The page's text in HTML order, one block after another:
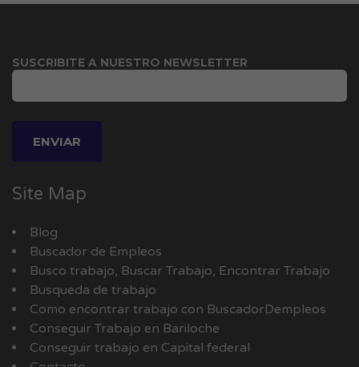
SUSCRIBITE A NUESTRO NEWSLETTER
Site Map
Blog
Buscador de Empleos
Busco trabajo, Buscar Trabajo, Encontrar Trabajo
Busqueda de trabajo
Como encontrar trabajo con BuscadorDempleos
Conseguir Trabajo en Bariloche
Conseguir trabajo en Capital federal